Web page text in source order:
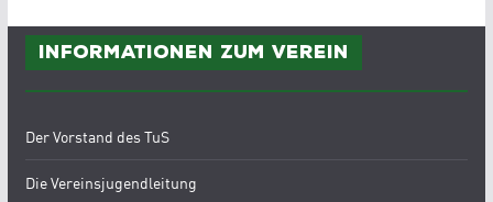
Informationen zum Verein
Der Vorstand des TuS
Die Vereinsjugendleitung